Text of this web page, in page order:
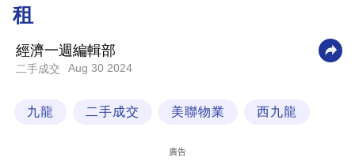
科
技
場
租
經濟一週編輯部
二手成交 Aug 30 2024
九龍 二手成交 美聯物業 西九龍
廣告